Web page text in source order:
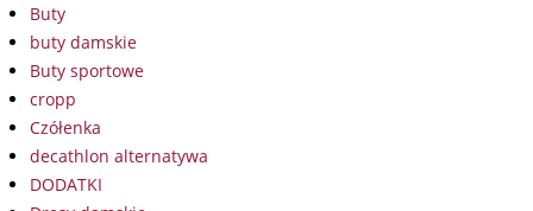
Buty
buty damskie
Buty sportowe
cropp
Czółenka
decathlon alternatywa
DODATKI